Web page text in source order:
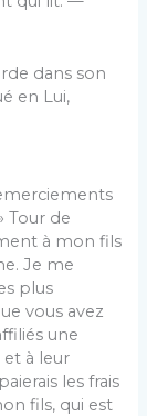
dans son
en Lui,
Tour de
à mon fils
Je me
plus
vous avez
une
à leur
les frais
fils, qui est